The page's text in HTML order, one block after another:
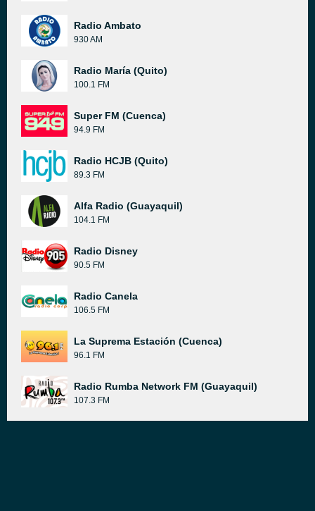
Radio Ambato
930 AM
Radio María (Quito)
100.1 FM
Super FM (Cuenca)
94.9 FM
Radio HCJB (Quito)
89.3 FM
Alfa Radio (Guayaquil)
104.1 FM
Radio Disney
90.5 FM
Radio Canela
106.5 FM
La Suprema Estación (Cuenca)
96.1 FM
Radio Rumba Network FM (Guayaquil)
107.3 FM